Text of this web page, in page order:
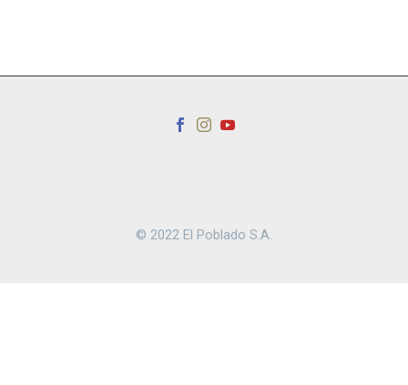
© 2022 El Poblado S.A.